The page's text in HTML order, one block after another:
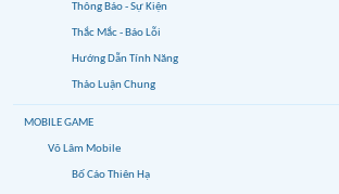
Thông Báo - Sự Kiện
Thắc Mắc - Báo Lỗi
Hướng Dẫn Tính Năng
Thảo Luận Chung
MOBILE GAME
Võ Lâm Mobile
Bố Cáo Thiên Hạ